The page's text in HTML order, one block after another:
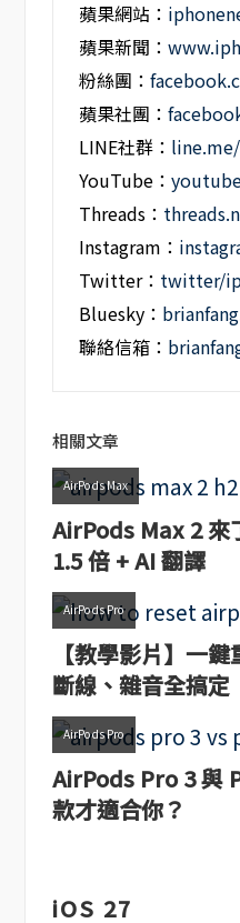
蘋果網站：
蘋果新聞：
粉絲團：
蘋果社團：
LINE社群：
YouTube：
Threads：
Instagram：
Twitter： twitter/
Bluesky：
聯絡信箱：
相關文章
AirPods Max
AirPods Max 2 來
1.5 倍 + AI 翻譯
AirPods Pro
【教學影片】一
斷線、雜音全搞定
AirPods Pro
AirPods Pro 3 與
款才適合你？
iOS 27